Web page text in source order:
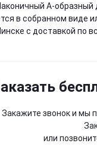
А-образный
в собранном виде
с доставкой по
Закажите звонок и мы
или